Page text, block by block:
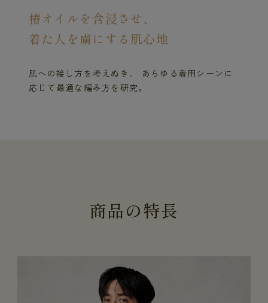
椿オイルを含浸させ、
着た人を虜にする肌心地
肌への接し方を考えぬき、 あらゆる着用シーンに
応じて最適な編み方を研究。
商品の特長